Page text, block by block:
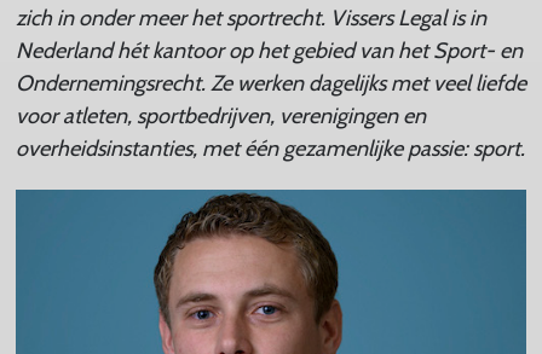
zich in onder meer het sportrecht. Vissers Legal is in
Nederland hét kantoor op het gebied van het Sport- en
Ondernemingsrecht. Ze werken dagelijks met veel liefde
voor atleten, sportbedrijven, verenigingen en
overheidsinstanties, met één gezamenlijke passie: sport.